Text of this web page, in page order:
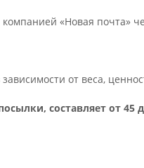
«Новая почта»
от веса,
составляет от 45